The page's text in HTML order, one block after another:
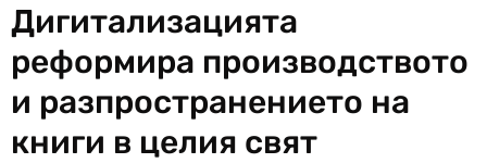
Дигитализацията
реформира производството
и разпространението на
книги в целия свят